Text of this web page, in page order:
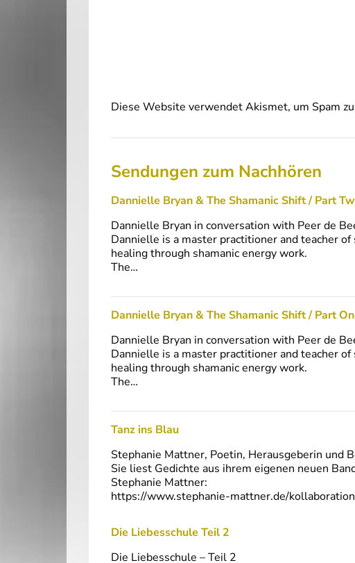
Diese Website verwendet Akismet, um Spam
Sendungen zum Nachhören
Dannielle Bryan & The Shamanic Shift / Part
Dannielle Bryan in conversation with Peer de
Dannielle is a master practitioner and teacher
healing through shamanic energy work.
The…
Dannielle Bryan & The Shamanic Shift / Part
Dannielle Bryan in conversation with Peer de
Dannielle is a master practitioner and teacher
healing through shamanic energy work.
The…
Tanz ins Blau
Stephanie Mattner, Poetin, Herausgeberin und
Sie liest Gedichte aus ihrem eigenen neuen
Stephanie Mattner:
https://www.stephanie-mattner.de/
Die Liebesschule Teil 2
Die Liebesschule – Teil 2